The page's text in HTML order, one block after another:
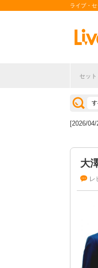
ライブ・
セット
[2026/
[2026/04/
大
レ